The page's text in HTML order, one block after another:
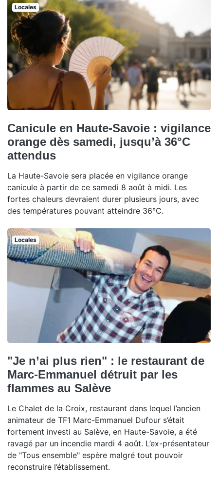
Locales
Canicule en Haute-Savoie : vigilance
orange dès samedi, jusqu’à 36°C
attendus
La Haute-Savoie sera placée en vigilance orange
canicule à partir de ce samedi 8 août à midi. Les
fortes chaleurs devraient durer plusieurs jours, avec
des températures pouvant atteindre 36°C.
Locales
"Je n’ai plus rien" : le restaurant de
Marc-Emmanuel détruit par les
flammes au Salève
Le Chalet de la Croix, restaurant dans lequel l’ancien
animateur de TF1 Marc-Emmanuel Dufour s’était
fortement investi au Salève, en Haute-Savoie, a été
ravagé par un incendie mardi 4 août. L’ex-présentateur
de "Tous ensemble" espère malgré tout pouvoir
reconstruire l’établissement.